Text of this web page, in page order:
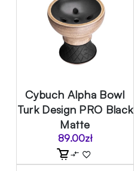
Cybuch Alpha Bowl
Turk Design PRO Black
Matte
89.00zł